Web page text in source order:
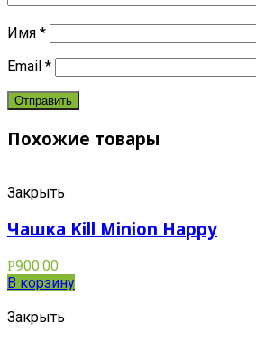
Имя *
Email *
Похожие товары
Закрыть
Чашка Kill Minion Happy
Р900.00
В корзину
Закрыть